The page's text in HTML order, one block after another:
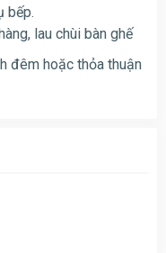
bếp.
lau chùi bàn ghế
đêm hoặc thỏa thuận